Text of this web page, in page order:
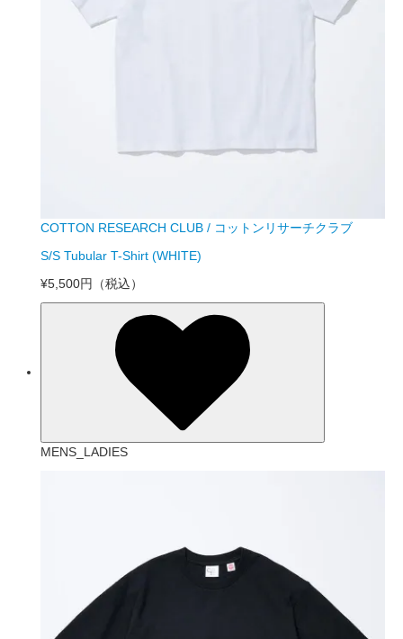
COTTON RESEARCH CLUB / コットンリサーチクラブ
S/S Tubular T-Shirt (WHITE)
¥5,500円
（税込）
MENS_LADIES